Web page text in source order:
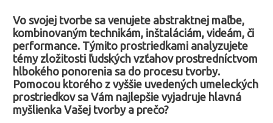
Vo svojej tvorbe sa venujete abstraktnej maľbe,
kombinovaným technikám, inštaláciám, videám, či
performance. Týmito prostriedkami analyzujete
témy zložitosti ľudských vzťahov prostredníctvom
hlbokého ponorenia sa do procesu tvorby.
Pomocou ktorého z vyššie uvedených umeleckých
prostriedkov sa Vám najlepšie vyjadruje hlavná
myšlienka Vašej tvorby a prečo?